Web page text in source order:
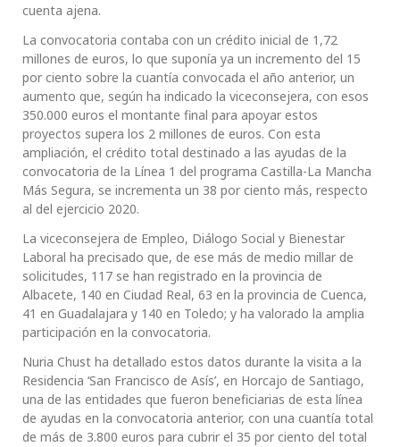
cuenta ajena.
La convocatoria contaba con un crédito inicial de 1,72
millones de euros, lo que suponía ya un incremento del 15
por ciento sobre la cuantía convocada el año anterior, un
aumento que, según ha indicado la viceconsejera, con esos
350.000 euros el montante final para apoyar estos
proyectos supera los 2 millones de euros. Con esta
ampliación, el crédito total destinado a las ayudas de la
convocatoria de la Línea 1 del programa Castilla-La Mancha
Más Segura, se incrementa un 38 por ciento más, respecto
al del ejercicio 2020.
La viceconsejera de Empleo, Diálogo Social y Bienestar
Laboral ha precisado que, de ese más de medio millar de
solicitudes, 117 se han registrado en la provincia de
Albacete, 140 en Ciudad Real, 63 en la provincia de Cuenca,
41 en Guadalajara y 140 en Toledo; y ha valorado la amplia
participación en la convocatoria.
Nuria Chust ha detallado estos datos durante la visita a la
Residencia ‘San Francisco de Asís’, en Horcajo de Santiago,
una de las entidades que fueron beneficiarias de esta línea
de ayudas en la convocatoria anterior, con una cuantía total
de más de 3.800 euros para cubrir el 35 por ciento del total